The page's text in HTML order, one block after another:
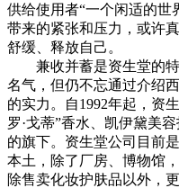
供给使用者“一个闲适的世
带来的紧张和压力，或许
舒缓、释放自己。
兼收并蓄是资生堂的特
名气，但仍不忘通过介绍
的实力。自1992年起，资
罗·戈蒂”香水、凯伊黛美
的旗下。资生堂公司目前
本土，除了厂房、博物馆
除售卖化妆护肤品以外，